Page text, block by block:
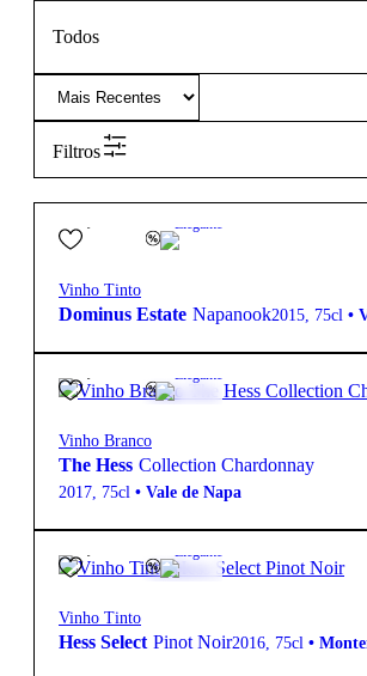
Todos
Filtros
99,50€ Elegante
Vinho Tinto
Dominus Estate Napanook2015, 75cl •
19,90€ Elegante
Vinho Branco
The Hess Collection Chardonnay
2017, 75cl • Vale de Napa
19,90€ Elegante
Vinho Tinto
Hess Select Pinot Noir2016, 75cl •